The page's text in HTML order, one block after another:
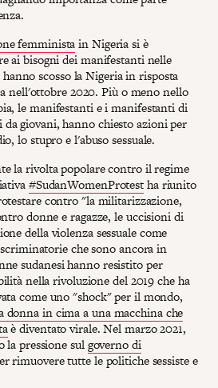
femministain Nigeria si è
ai bisogni dei manifestanti nelle
hanno scosso la Nigeria in risposta
nell'ottobre 2020. Più o meno nello
le manifestanti e i manifestanti di
da giovani, hanno chiesto azioni per
lo stupro e l'abuso sessuale.
la rivolta popolare contro il regime
#SudanWomenProtestha riunito
contro "la militarizzazione,
donne e ragazze, le uccisioni di
della violenza sessuale come
che sono ancora in
sudanesi hanno resistito per
nella rivoluzione del 2019 che ha
come uno "shock" per il mondo,
donna in cima a una macchina che
è diventato virale. Nel marzo 2021,
la pressione sulgoverno di
rimuovere tutte le politiche sessiste e